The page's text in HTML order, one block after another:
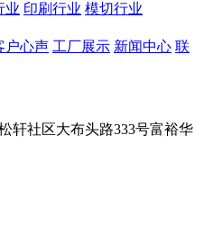
业 印刷行业 模切行业
户心声 工厂展示 新闻中心 联
轩社区大布头路333号富裕华